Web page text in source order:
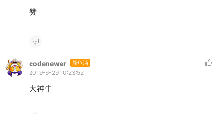
赞
codenewer 新鱼油
2019-6-29 10:23:52
大神牛